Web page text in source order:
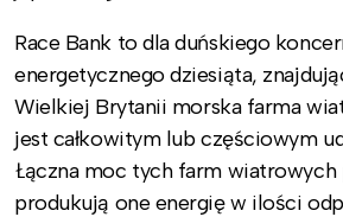
Race Bank to dla duńskiego
energetycznego dziesiąta,
Wielkiej Brytanii morska farma
jest całkowitym lub częściowym
Łączna moc tych farm wiatrowych
produkują one energię w ilości